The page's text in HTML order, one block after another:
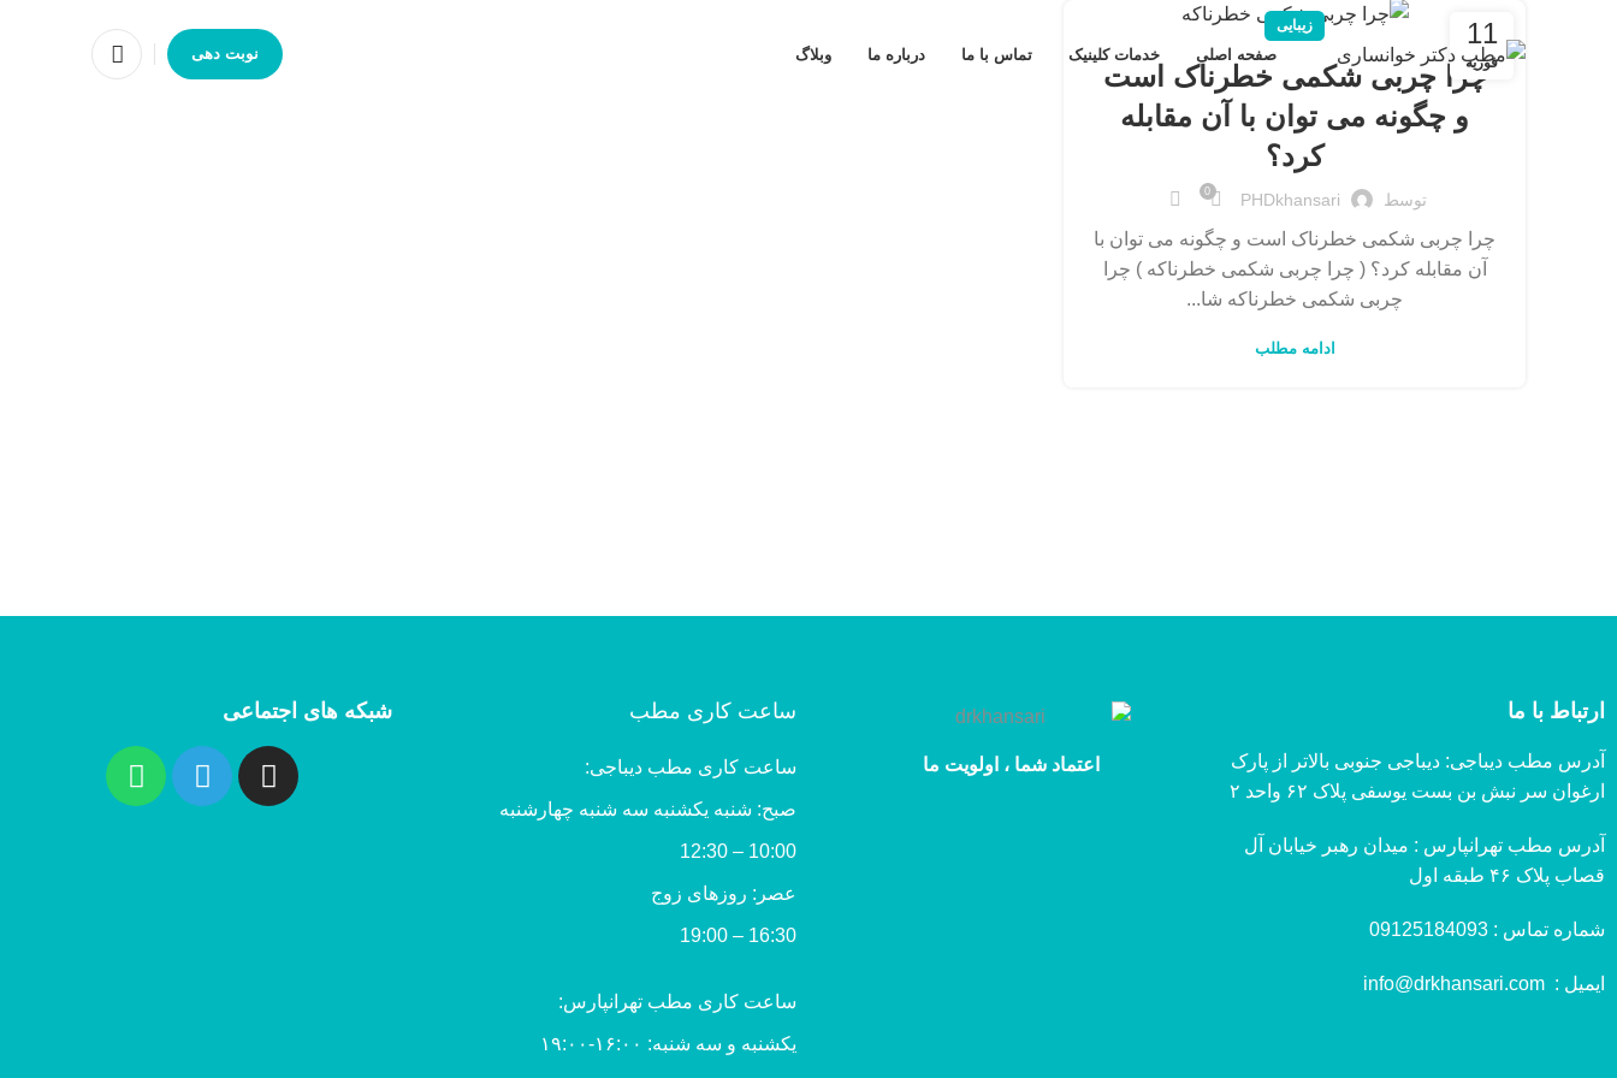
صفحه اصلی خدمات کلینیک تماس با ما درباره ما وبلاگ نوبت دهی
11
فوریه
زیبایی
چرا چربی شکمی خطرناک است
و چگونه می توان با آن مقابله
کرد؟
توسط PHDkhansari
0
چرا چربی شکمی خطرناک است و چگونه می توان با
آن مقابله کرد؟ ( چرا چربی شکمی خطرناکه ) چرا
چربی شکمی خطرناکه شا...
ادامه مطلب
ارتباط با ما
آدرس مطب دیباجی: دیباجی جنوبی بالاتر از پارک
ارغوان سر نبش بن بست یوسفی پلاک ۶۲ واحد ۲
آدرس مطب تهرانپارس : میدان رهبر خیابان آل
قصاب پلاک ۴۶ طبقه اول
شماره تماس :
ایمیل : info@drkhansari.com
اعتماد شما ، اولویت ما
ساعت کاری مطب
ساعت کاری مطب دیباجی:
صبح: شنبه یکشنبه سه شنبه چهارشنبه
10:00 – 12:30
عصر: روزهای زوج
16:30 – 19:00
ساعت کاری مطب تهرانپارس:
یکشنبه و سه شنبه: ۱۶:۰۰-۱۹:۰۰
شبکه های اجتماعی